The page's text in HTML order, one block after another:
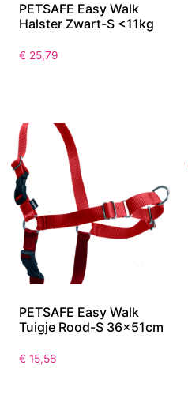
PETSAFE Easy Walk
Halster Zwart-S <11kg
€ 25,79
PETSAFE Easy Walk
Tuigje Rood-S 36x51cm
€ 15,58